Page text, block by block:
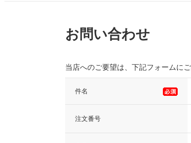
お問い合わせ
当店へのご要望は、下記フォームに
件名
注文番号